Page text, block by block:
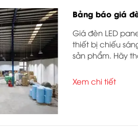
Bảng báo giá
Giá đèn LED
thiết bị chiếu
sản phẩm. Hãy
Xem chi tiết